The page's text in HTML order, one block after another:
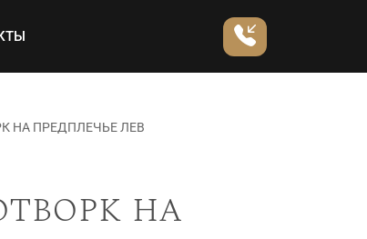
НА ПРЕДПЛЕЧЬЕ ЛЕВ
на